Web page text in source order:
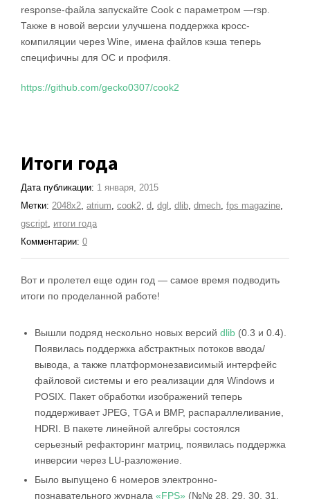
response-файла запускайте Cook с параметром —rsp.
Также в новой версии улучшена поддержка кросс-
компиляции через Wine, имена файлов кэша теперь
специфичны для ОС и профиля.
https://github.com/gecko0307/cook2
Итоги года
Дата публикации: 1 января, 2015
Метки: 2048x2, atrium, cook2, d, dgl , dlib, dmech, fps magazine,
gscript, итоги года
Комментарии: 0
Вот и пролетел еще один год — самое время подводить
итоги по проделанной работе!
Вышли подряд нескольно новых версий dlib (0.3 и 0.4).
Появилась поддержка абстрактных потоков ввода/
вывода, а также платформонезависимый интерфейс
файловой системы и его реализации для Windows и
POSIX. Пакет обработки изображений теперь
поддерживает JPEG, TGA и BMP, распараллеливание,
HDRI. В пакете линейной алгебры состоялся
серьезный рефакторинг матриц, появилась поддержка
инверсии через LU-разложение.
Было выпущено 6 номеров электронно-
познавательного журнала «FPS» (№№ 28, 29, 30, 31,